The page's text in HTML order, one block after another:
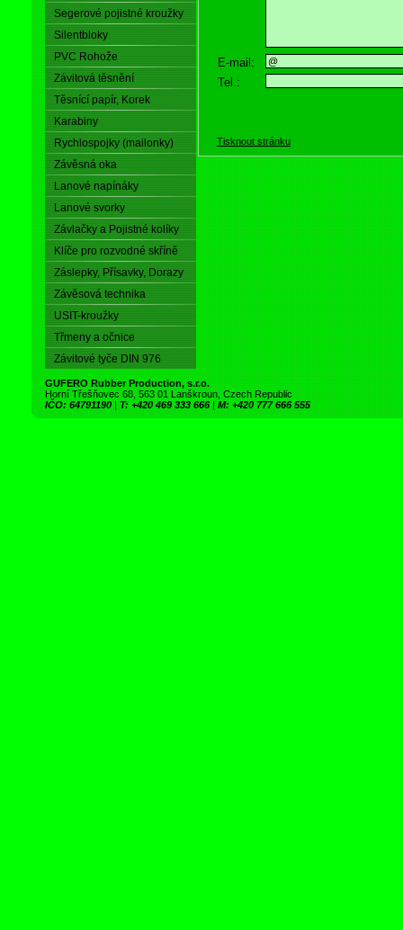
Segerové pojistné kroužky
Silentbloky
PVC Rohože
Závitová těsnění
Těsnící papír, Korek
Karabiny
Rychlospojky (mailonky)
Závěsná oka
Lanové napínáky
Lanové svorky
Závlačky a Pojistné kolíky
Klíče pro rozvodné skříně
Záslepky, Přísavky, Dorazy
Závěsová technika
USIT-kroužky
Třmeny a očnice
Závitové tyče DIN 976
E-mail:
Tel.:
Tisknout stránku
GUFERO Rubber Production, s.r.o.
Horní Třešňovec 68, 563 01 Lanškroun, Czech Republic
IČO: 64791190 | T: +420 469 333 666 | M: +420 777 666 555